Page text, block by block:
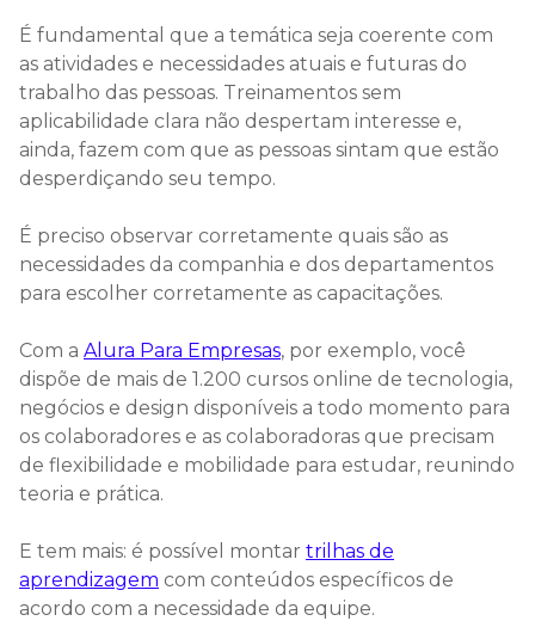
É fundamental que a temática seja coerente com
as atividades e necessidades atuais e futuras do
trabalho das pessoas. Treinamentos sem
aplicabilidade clara não despertam interesse e,
ainda, fazem com que as pessoas sintam que estão
desperdiçando seu tempo.
É preciso observar corretamente quais são as
necessidades da companhia e dos departamentos
para escolher corretamente as capacitações.
Com a Alura Para Empresas, por exemplo, você
dispõe de mais de 1.200 cursos online de tecnologia,
negócios e design disponíveis a todo momento para
os colaboradores e as colaboradoras que precisam
de flexibilidade e mobilidade para estudar, reunindo
teoria e prática.
E tem mais: é possível montar trilhas de
aprendizagem com conteúdos específicos de
acordo com a necessidade da equipe.